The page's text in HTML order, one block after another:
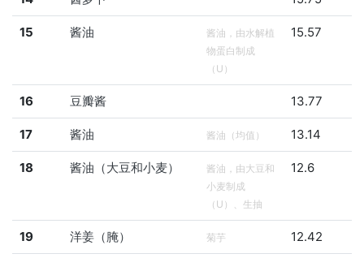
15 酱油
酱油，由水解植
物蛋白制成
（U）
15.57
16 豆瓣酱 13.77
17 酱油 酱油（均值） 13.14
18 酱油（大豆和小麦）
酱油，由大豆和
小麦制成
（U）、生抽
12.6
19 洋姜（腌） 菊芋 12.42